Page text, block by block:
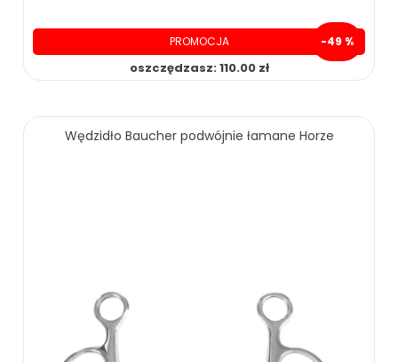
PROMOCJA -49 %
oszczędzasz: 110.00 zł
Wędzidło Baucher podwójnie łamane Horze